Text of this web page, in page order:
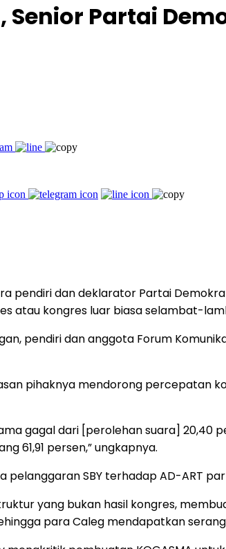
Partai
pendiri dan deklarator Partai
atau kongres luar biasa selambat-
pendiri dan anggota Forum
pihaknya mendorong percepatan
gagal dari [perolehan suara] 20,40
61,91 persen,” ungkapnya.
pelanggaran SBY terhadap AD-ART
yang bukan hasil kongres,
para Caleg mendapatkan